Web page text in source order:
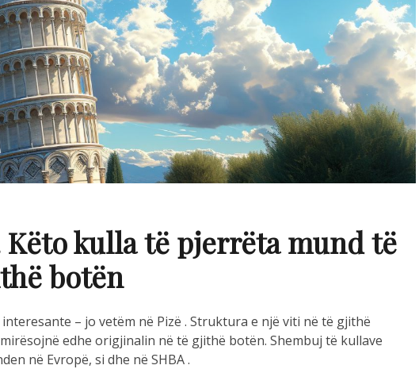
Këto kulla të pjerrëta mund të
botën
– jo vetëm në Pizë . Struktura e një viti në të gjithë
edhe origjinalin në të gjithë botën. Shembuj të kullave
në Evropë, si dhe në SHBA .